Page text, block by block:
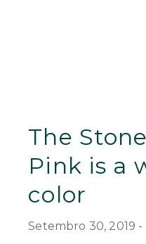
The
Pink is a
color
Setembro 30, 2019